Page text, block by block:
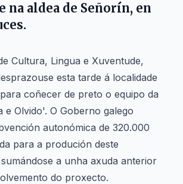
na aldea de Señorín, en
.
Cultura, Lingua e Xuventude,
esta tarde á localidade
coñecer de preto o equipo da
e Olvido'. O Goberno galego
autonómica de 320.000
para a produción deste
a unha axuda anterior
do proxecto.